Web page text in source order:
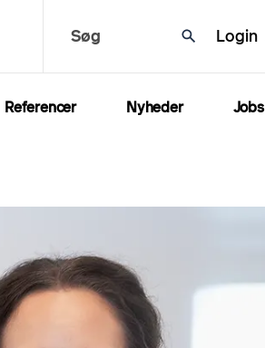
Søg Login
Referencer Nyheder Jobs